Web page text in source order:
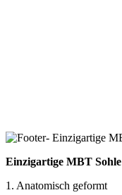
Einzigartige MBT Sohle
1. Anatomisch geformt